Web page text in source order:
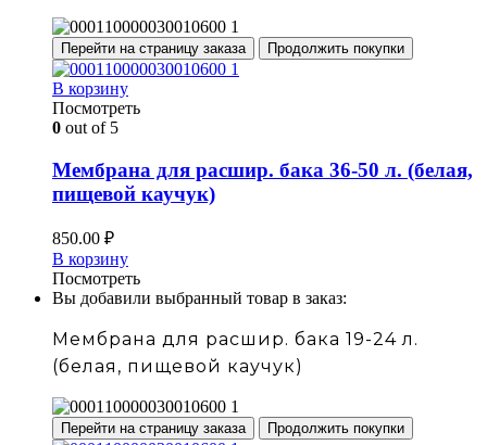
Перейти на страницу заказа Продолжить покупки
В корзину
Посмотреть
0 out of 5
Мембрана для расшир. бака 36-50 л. (белая,
пищевой каучук)
850.00 ₽
В корзину
Посмотреть
Вы добавили выбранный товар в заказ:
Мембрана для расшир. бака 19-24 л.
(белая, пищевой каучук)
Перейти на страницу заказа Продолжить покупки